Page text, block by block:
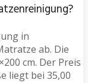
in
ab. Die
cm. Der Preis
liegt bei 35,00